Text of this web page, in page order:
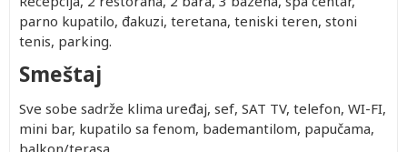
parno kupatilo, đakuzi, teretana, teniski teren, stoni
tenis, parking.
Smeštaj
Sve sobe sadrže klima uređaj, sef, SAT TV, telefon, WI-FI,
mini bar, kupatilo sa fenom, bademantilom, papučama,
balkon/terasa.